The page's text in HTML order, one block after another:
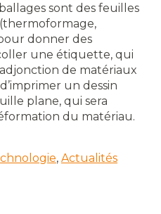
sont des feuilles
donner des
une étiquette, qui
de matériaux
un dessin
plane, qui sera
du matériau.
, Actualités